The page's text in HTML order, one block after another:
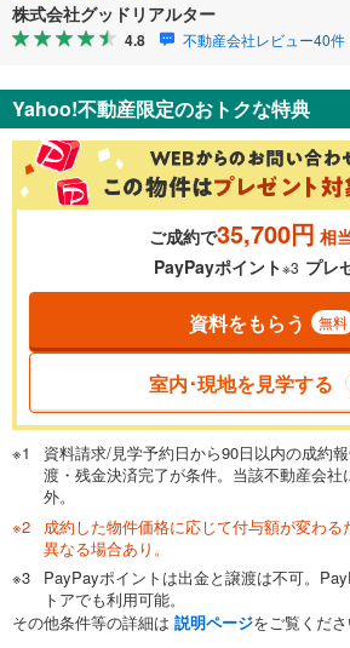
株式会社グッドリアルター
4.8 不動産会社レビュー40件
Yahoo!不動産限定のおトクな特典
ご成約で35,700円 相
PayPayポイント※3 プレ
資料をもらう 無料
室内･現地を見学する
資料請求/見学予約日から90日以内の成約
渡・残金決済完了が条件。当該不動産会社
外。
成約した物件価格に応じて付与額が変わる
異なる場合あり。
PayPayポイントは出金と譲渡は不可。
トアでも利用可能。
その他条件等の詳細は 説明ページをご覧くださ